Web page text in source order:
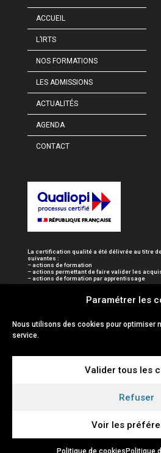
Paramétrer les
Nous utilisons des cookies pour optimiser
service.
Valider tous les
Refuser
Voir les
Politique de cookies Politique
ACCUEIL
L’IRTS
NOS FORMATIONS
LES ADMISSIONS
ACTUALITÉS
AGENDA
CONTACT
La certification qualité a été délivrée au titre
suivantes :
– actions de formation
– actions permettant de faire valider les
– actions de formation par apprentissage